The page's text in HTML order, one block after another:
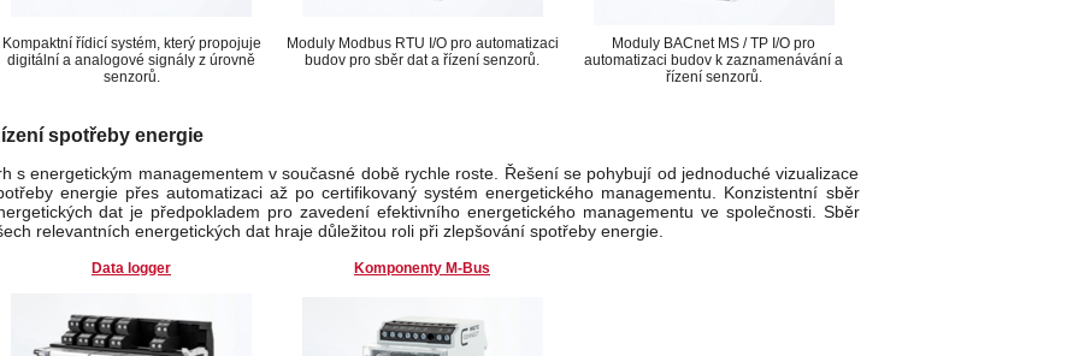
Kompaktní řídicí systém, který propojuje
digitální a analogové signály z úrovně
senzorů.
Moduly Modbus RTU I/O pro automatizaci
budov pro sběr dat a řízení senzorů.
Moduly BACnet MS / TP I/O pro
automatizaci budov k zaznamenávání a
řízení senzorů.
spotřeby energie
s energetickým managementem v současné době rychle roste. Řešení se pohybují od jednoduché vizualizace
energie přes automatizaci až po certifikovaný systém energetického managementu. Konzistentní sběr
dat je předpokladem pro zavedení efektivního energetického managementu ve společnosti. Sběr
relevantních energetických dat hraje důležitou roli při zlepšování spotřeby energie.
Data logger Komponenty M-Bus